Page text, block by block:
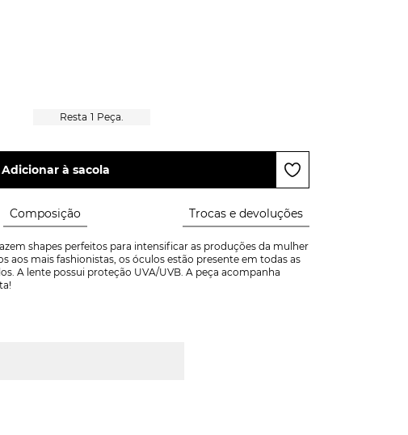
1 Peça.
Adicionar à sacola
Composição Trocas e devoluções
shapes perfeitos para intensificar as produções da mulher
aos mais fashionistas, os óculos estão presente em todas as
A lente possui proteção UVA/UVB. A peça acompanha